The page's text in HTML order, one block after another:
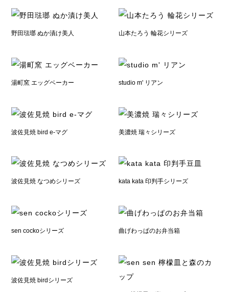
野田琺瑯 ぬか漬け美人 山本たろう 輪花シリーズ
湯町窯 エッグベーカー studio m' リアン
波佐見焼 bird e-マグ 美濃焼 瑞々シリーズ
波佐見焼 なつめシリーズ kata kata 印判手シリーズ
sen cockoシリーズ 曲げわっぱのお弁当箱
波佐見焼 birdシリーズ